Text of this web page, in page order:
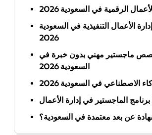
الرقمية في السعودية 2026
الأعمال التنفيذية في السعودية
2026
ماجستير مهني بدون خبرة في
السعودية 2026
الاصطناعي في السعودية 2026
عن بعد معتمدة في السعودية؟